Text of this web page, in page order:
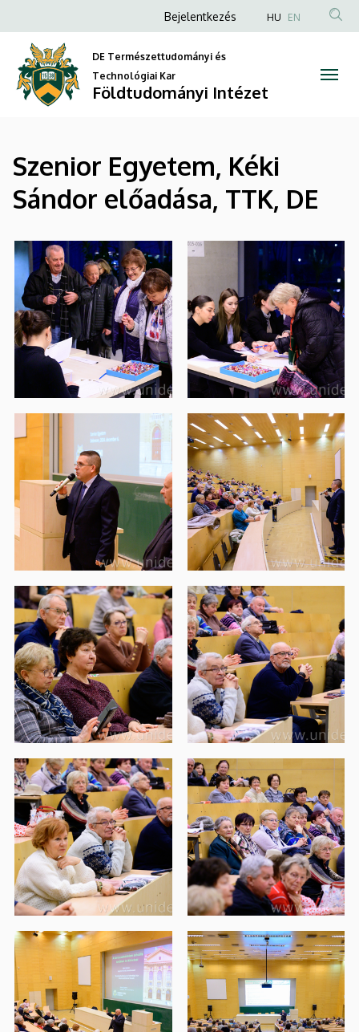
Földtudományi
Intézet
a
tartalomra
Anonim
fiók
menüje
Bejelentkezés HU EN
DE Természettudományi és
Technológiai Kar
Földtudományi Intézet
Szenior Egyetem, Kéki
Sándor előadása, TTK, DE